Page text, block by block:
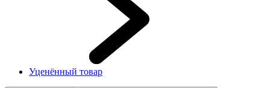
Уценённый товар